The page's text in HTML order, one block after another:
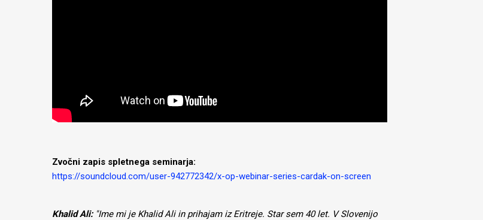
Zvočni zapis spletnega seminarja:
https://soundcloud.com/user-942772342/x-op-webinar-series-cardak-on-screen
Khalid Ali:"Ime mi je Khalid Ali in prihajam iz Eritreje. Star sem 40 let. V Slovenijo